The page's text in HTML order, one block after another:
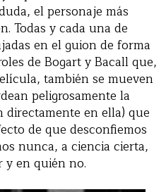
el personaje más
Todas y cada una de
en el guion de forma
de Bogart y Bacall que,
también se mueven
peligrosamente la
en ella) que
de que desconfiemos
nunca, a ciencia cierta,
y en quién no.